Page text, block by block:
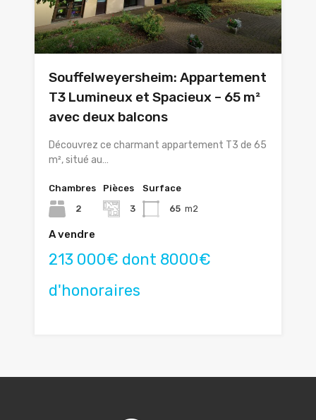
Souffelweyersheim: Appartement
T3 Lumineux et Spacieux – 65 m²
avec deux balcons
Découvrez ce charmant appartement T3 de 65
m², situé au…
Chambres
2
Pièces
3
Surface
65 m2
A vendre
213 000€ dont 8000€
d'honoraires